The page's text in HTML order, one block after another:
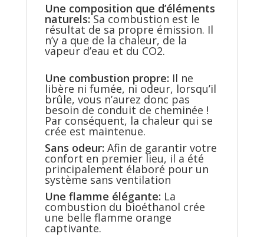
Une composition que d’éléments
naturels:Sa combustion est le
résultat de sa propre émission. Il
n’y a que de la chaleur, de la
vapeur d’eau et du CO2.
Une combustion propre: Il ne
libère ni fumée, ni odeur, lorsqu’il
brûle, vous n’aurez donc pas
besoin de conduit de cheminée !
Par conséquent, la chaleur qui se
crée est maintenue.
Sans odeur: Afin de garantir votre
confort en premier lieu, il a été
principalement élaboré pour un
système sans ventilation
Une flamme élégante: La
combustion du bioéthanol crée
une belle flamme orange
captivante.